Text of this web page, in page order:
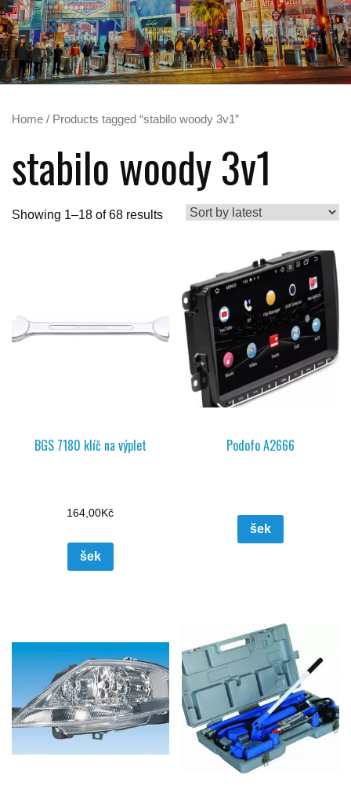
Home / Products tagged “stabilo woody 3v1”
stabilo woody 3v1
Showing 1–18 of 68 results
BGS 7180 klíč na výplet
164,00Kč
šek
Podofo A2666
šek